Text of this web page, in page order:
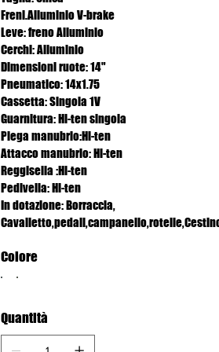
Freni.Alluminio V-brake
Leve: freno Alluminio
Cerchi: Alluminio
Dimensioni ruote: 14"
Pneumatico: 14x1.75
Cassetta: Singola 1V
Guarnitura: Hi-ten singola
Piega manubrio:Hi-ten
Attacco manubrio: Hi-ten
Reggisella :Hi-ten
Pedivella: Hi-ten
In dotazione: Borraccia,
Colore
Quantità